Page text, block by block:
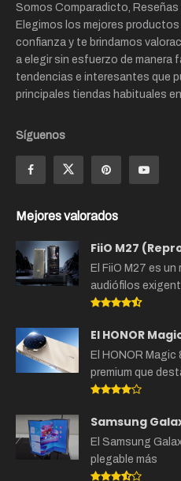
Somos Comparadicto, Reseñas
Elegimos los mejores
confianza y te brindamos
a elegir sin esfuerzo de manera
tendencias e interesantes que
principales tiendas habituales
Síguenos
Mejores valorados
FiiO M27
El FiiO M27 es
audiófilos
El HONOR
El HONOR Magic
premium que
Samsung
El Samsung
plegable más